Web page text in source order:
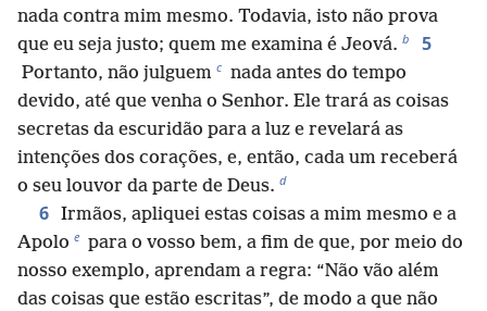
nada contra mim mesmo. Todavia, isto não prova
que eu seja justo; quem me examina é Jeová. b 5
Portanto, não julguem c nada antes do tempo
devido, até que venha o Senhor. Ele trará as coisas
secretas da escuridão para a luz e revelará as
intenções dos corações, e, então, cada um receberá
o seu louvor da parte de Deus. d
6 Irmãos, apliquei estas coisas a mim mesmo e a
Apolo e para o vosso bem, a fim de que, por meio do
nosso exemplo, aprendam a regra: “Não vão além
das coisas que estão escritas”, de modo a que não